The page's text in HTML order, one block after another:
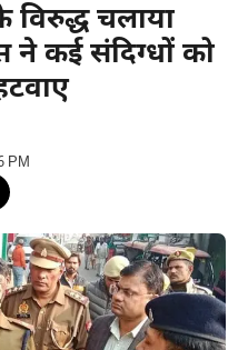
चलाया
ने कई संदिग्धों को
PM